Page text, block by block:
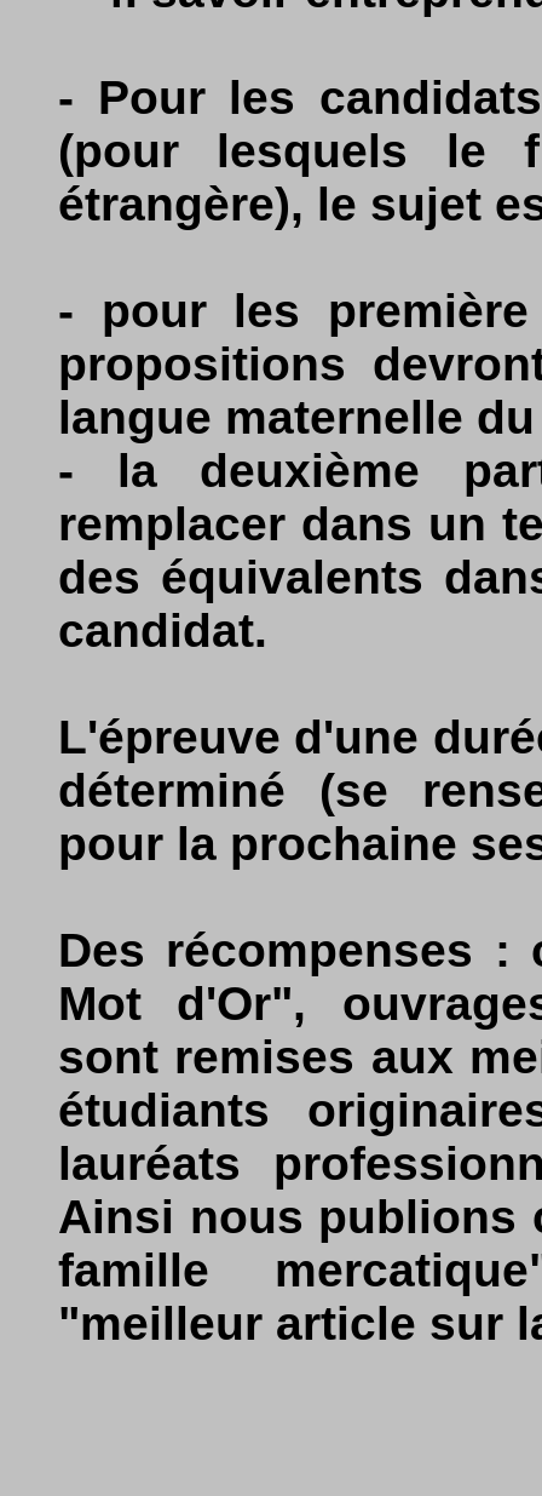
- Pour les
(pour lesquels le
étrangère), le sujet
- pour les
propositions
langue maternelle
- la deuxième
remplacer dans un
des équivalents
candidat.
L'épreuve d'une
déterminé (se
pour la prochaine
Des récompenses :
Mot d'Or",
sont remises aux
étudiants
lauréats
Ainsi nous publions
famille
"meilleur article sur